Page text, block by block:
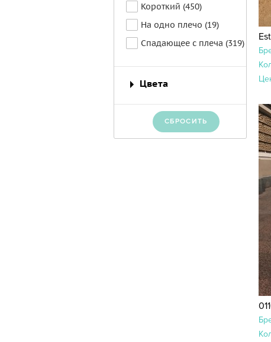
Короткий (450)
На одно плечо (19)
Спадающее с плеча (319)
Цвета
СБРОСИТЬ